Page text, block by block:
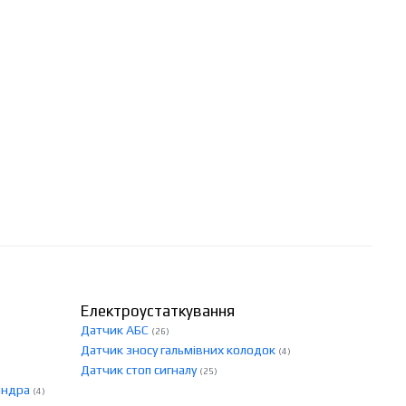
(4)
Електроустаткування
Датчик АБС (26)
Датчик зносу гальмівних колодок (4)
Датчик стоп сигналу (25)